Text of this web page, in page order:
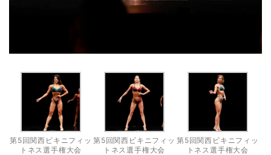
第5回関西ビキニフィッ
トネス選手権大会
第5回関西ビキニフィッ
トネス選手権大会
第5回関西ビキニフィッ
トネス選手権大会